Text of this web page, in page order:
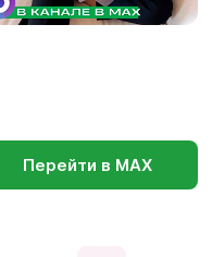
Перейти в МАХ